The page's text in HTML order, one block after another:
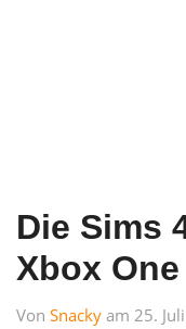
Die Sims
Xbox
Von Snacky am 25.